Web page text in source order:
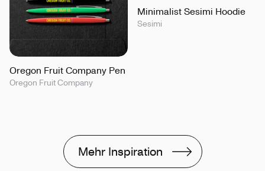
Oregon Fruit Company Pen
Oregon Fruit Company
Minimalist Sesimi Hoodie
Sesimi
Mehr Inspiration